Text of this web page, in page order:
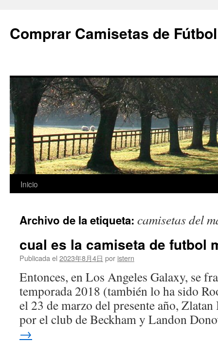
Comprar Camisetas de
Saltar
contenido
Inicio
Archivo de la etiqueta: camisetas del
cual es la camiseta de futbol
Publicada el 2023年8月4日 por istern
Entonces, en Los Angeles Galaxy, se
temporada 2018 (también lo ha sido
el 23 de marzo del presente año,
por el club de Beckham y Landon
→